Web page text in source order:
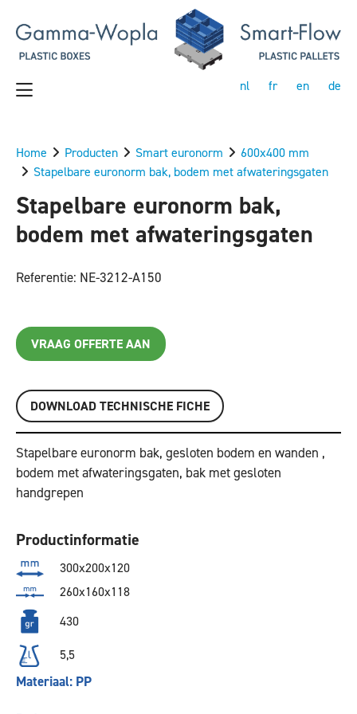
nl fr en de
Home Producten Smart euronorm
600x400 mm
Stapelbare euronorm bak, bodem met afwateringsgaten
Stapelbare euronorm bak,
bodem met afwateringsgaten
Referentie: NE-3212-A150
VRAAG OFFERTE AAN
DOWNLOAD TECHNISCHE FICHE
Stapelbare euronorm bak, gesloten bodem en wanden ,
bodem met afwateringsgaten, bak met gesloten
handgrepen
Productinformatie
300x200x120
260x160x118
430
5,5
Materiaal: PP